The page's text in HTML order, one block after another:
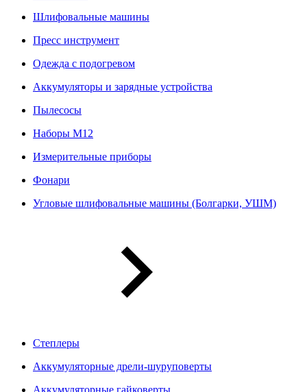
Шлифовальные машины
Пресс инструмент
Одежда с подогревом
Аккумуляторы и зарядные устройства
Пылесосы
Наборы М12
Измерительные приборы
Фонари
Угловые шлифовальные машины (Болгарки, УШМ)
Степлеры
Аккумуляторные дрели-шуруповерты
Аккумуляторные гайковерты